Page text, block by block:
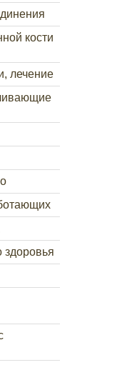
кости
лечение
здоровья